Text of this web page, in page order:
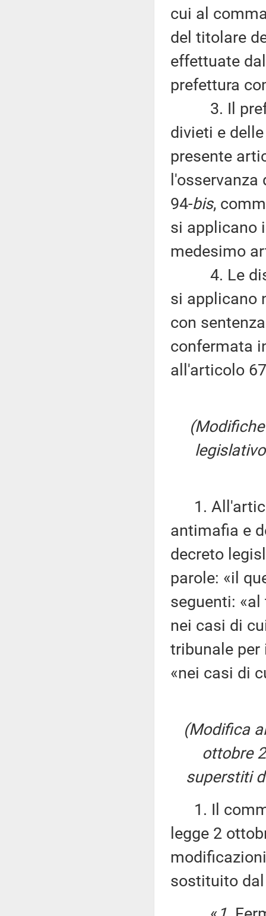
cui al
del titolare
effettuate
prefettura
3. Il
divieti e
presente
94-bis,
si applicano
medesimo
4. Le
si applicano
con
confermata
all'articolo
1.
antimafia e
decreto
parole: «il
seguenti:
nei casi di
tribunale per
«nei casi di
(Modifica
ottobre
superstiti
1. Il
legge 2
sostituito